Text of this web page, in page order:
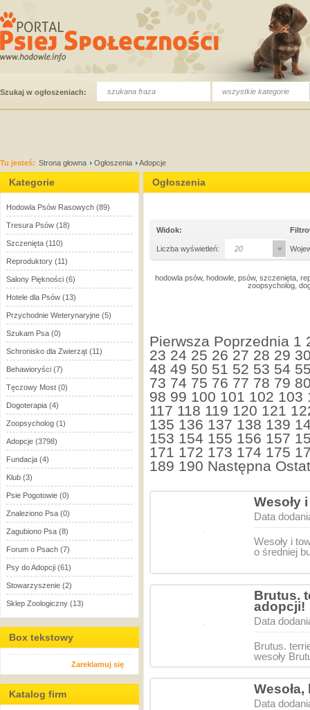
Szukaj w ogłoszeniach: wszystkie kategorie
Tu jesteś: Strona głowna Ogłoszenia Adopcje
Kategorie
Hodowla Psów Rasowych (89)
Tresura Psów (18)
Szczenięta (110)
Reproduktory (11)
Salony Piękności (6)
Hotele dla Psów (13)
Przychodnie Weterynaryjne (5)
Szukam Psa (0)
Schronisko dla Zwierząt (11)
Behawioryści (7)
Tęczowy Most (0)
Dogoterapia (4)
Zoopsycholog (1)
Adopcje (3798)
Fundacja (4)
Klub (3)
Psie Pogotowie (0)
Znaleziono Psa (0)
Zagubiono Psa (8)
Forum o Psach (7)
Psy do Adopcji (61)
Stowarzyszenie (2)
Sklep Zoologiczny (13)
Box tekstowy
Zareklamuj się
Katalog firm
Ogłoszenia
Widok:
Liczba wyświetleń: 20
hodowla psów, hodowle, psów, szczenięta,
zoopsycholog,
Pierwsza Poprzednia 1
23 24 25 26 27 28 29
48 49 50 51 52 53 54
73 74 75 76 77 78 79
98 99 100 101 102 103
117 118 119 120 121
135 136 137 138 139
153 154 155 156 157
171 172 173 174 175
189 190 Następna
Wesoły
Data
Wesoły i
o średniej
Brutus.
adopcji!
Data
Brutus.
wesoły
Data